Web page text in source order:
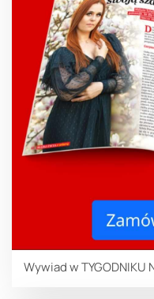
Wywiad w TYGODNIKU